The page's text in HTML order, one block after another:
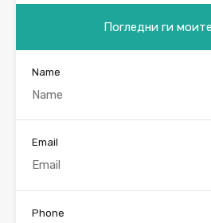
Погледни ги
Name
Email
Phone